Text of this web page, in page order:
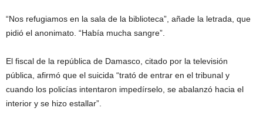
“Nos refugiamos en la sala de la biblioteca”, añade la letrada, que
pidió el anonimato. “Había mucha sangre”.
El fiscal de la república de Damasco, citado por la televisión
pública, afirmó que el suicida “trató de entrar en el tribunal y
cuando los policías intentaron impedírselo, se abalanzó hacia el
interior y se hizo estallar”.